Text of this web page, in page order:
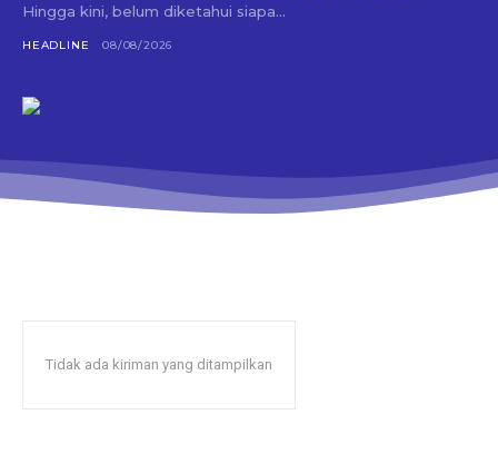
Hingga kini, belum diketahui siapa...
HEADLINE 08/08/2026
Tidak ada kiriman yang ditampilkan